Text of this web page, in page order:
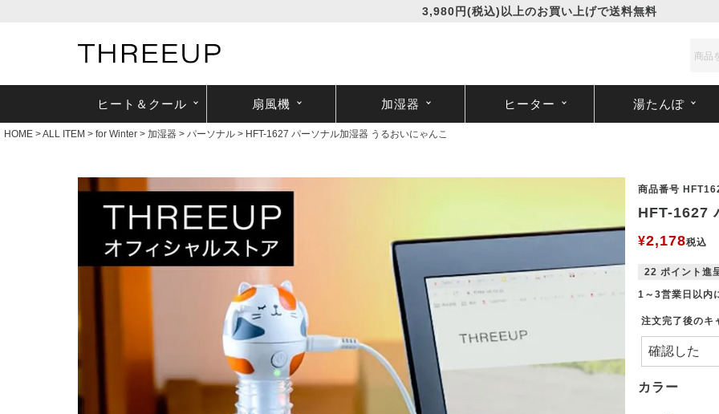
3,980円(税込)以上のお買い上げで送料無料
ヒート＆クール 扇風機 加湿器 ヒーター 湯たんぽ
HOME ALL ITEM for Winter 加湿器 パーソナル HFT-1627 パーソナル加湿器 うるおいにゃんこ
商品番号
HFT-1627
¥2,178税込
22 ポイント進
1～3営業日以内
注文完了後のキ
カラー